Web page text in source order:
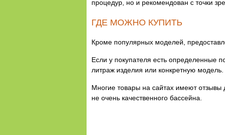
процедур, но и рекомендован с точки
ГДЕ МОЖНО КУПИТЬ
Кроме популярных моделей,
Если у покупателя есть определенные
литраж изделия или конкретную модель.
Многие товары на сайтах имеют отзывы
не очень качественного бассейна.